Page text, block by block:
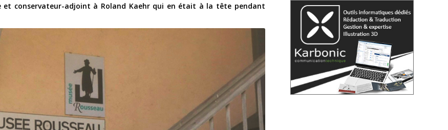
conservateur-adjoint à Roland Kaehr qui en était à la tête pendant